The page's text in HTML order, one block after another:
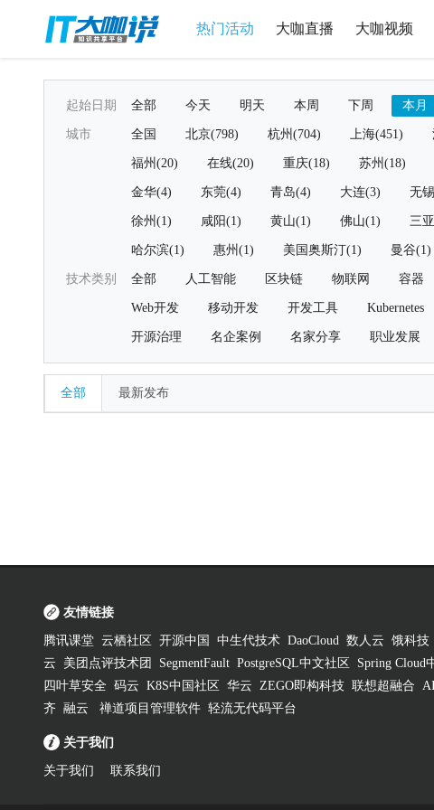
热门活动 大咖直播 大咖视频
起始日期 全部 今天 明天 本周 下周 本月
城市 全国 北京(798) 杭州(704) 上海(451)
福州(20) 在线(20) 重庆(18) 苏州(18)
金华(4) 东莞(4) 青岛(4) 大连(3) 无
徐州(1) 咸阳(1) 黄山(1) 佛山(1) 三
哈尔滨(1) 惠州(1) 美国奥斯汀(1) 曼谷(1)
技术类别 全部 人工智能 区块链 物联网 容器
Web开发 移动开发 开发工具 Kubernetes
开源治理 名企案例 名家分享 职业发展
全部 最新发布
友情链接
腾讯课堂 云栖社区 开源中国 中生代技术 DaoCloud 数人云 饿科技
云
美团点评技术团 SegmentFault PostgreSQL中文社区 Spring Cloud
四叶草安全 码云 K8S中国社区 华云 ZEGO即构科技 联想超融合
齐 融云 禅道项目管理软件 轻流无代码平台
关于我们
关于我们 联系我们